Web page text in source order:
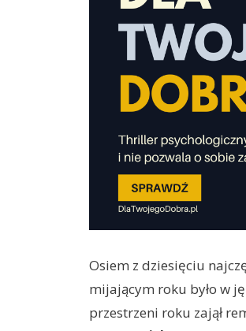
Osiem z dziesięciu
mijającym roku było w
przestrzeni roku zajął